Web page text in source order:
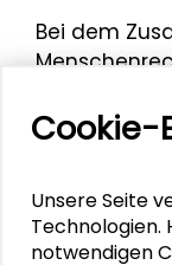
Bei dem
Effekte
auch
dargestellt,
Cookie-
Unsere Seite
Technologien.
notwendigen